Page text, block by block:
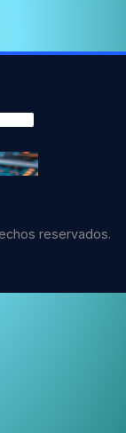
reservados.